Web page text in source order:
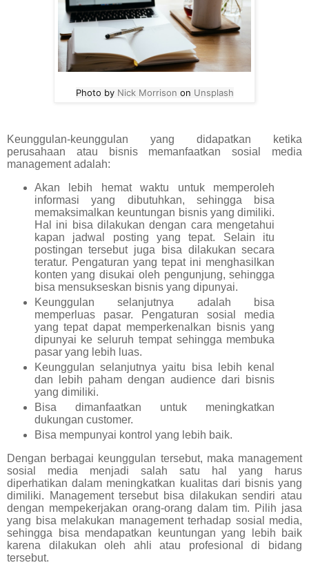
Photo by Nick Morrison on Unsplash
Keunggulan-keunggulan yang didapatkan ketika
perusahaan atau bisnis memanfaatkan sosial media
management adalah:
Akan lebih hemat waktu untuk memperoleh
informasi yang dibutuhkan, sehingga bisa
memaksimalkan keuntungan bisnis yang dimiliki.
Hal ini bisa dilakukan dengan cara mengetahui
kapan jadwal posting yang tepat. Selain itu
postingan tersebut juga bisa dilakukan secara
teratur. Pengaturan yang tepat ini menghasilkan
konten yang disukai oleh pengunjung, sehingga
bisa mensukseskan bisnis yang dipunyai.
Keunggulan selanjutnya adalah bisa
memperluas pasar. Pengaturan sosial media
yang tepat dapat memperkenalkan bisnis yang
dipunyai ke seluruh tempat sehingga membuka
pasar yang lebih luas.
Keunggulan selanjutnya yaitu bisa lebih kenal
dan lebih paham dengan audience dari bisnis
yang dimiliki.
Bisa dimanfaatkan untuk meningkatkan
dukungan customer.
Bisa mempunyai kontrol yang lebih baik.
Dengan berbagai keunggulan tersebut, maka management
sosial media menjadi salah satu hal yang harus
diperhatikan dalam meningkatkan kualitas dari bisnis yang
dimiliki. Management tersebut bisa dilakukan sendiri atau
dengan mempekerjakan orang-orang dalam tim. Pilih jasa
yang bisa melakukan management terhadap sosial media,
sehingga bisa mendapatkan keuntungan yang lebih baik
karena dilakukan oleh ahli atau profesional di bidang
tersebut.